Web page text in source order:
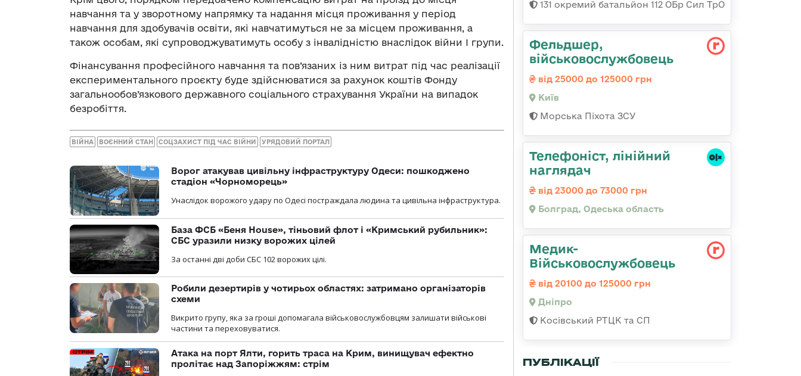
навчання та у зворотному напрямку та надання місця проживання у період
навчання для здобувачів освіти, які навчатимуться не за місцем проживання, а
також особам, які супроводжуватимуть особу з інвалідністю внаслідок війни І групи.
Фінансування професійного навчання та пов’язаних із ним витрат під час реалізації
експериментального проєкту буде здійснюватися за рахунок коштів Фонду
загальнообов’язкового державного соціального страхування України на випадок
безробіття.
ВІЙНА ВОЄННИЙ СТАН СОЦЗАХИСТ ПІД ЧАС ВІЙНИ УРЯДОВИЙ ПОРТАЛ
Ворог атакував цивільну інфраструктуру Одеси: пошкоджено
стадіон «Чорноморець»
Унаслідок ворожого удару по Одесі постраждала людина та цивільна інфраструктура.
База ФСБ «Беня House», тіньовий флот і «Кримський рубильник»:
СБС уразили низку ворожих цілей
За останні дві доби СБС 102 ворожих цілі.
Робили дезертирів у чотирьох областях: затримано організаторів
схеми
Викрито групу, яка за гроші допомагала військовослужбовцям залишати військові
частини та переховуватися.
Атака на порт Ялти, горить траса на Крим, винищувач ефектно
пролітає над Запоріжжям: стрім
131 окремий батальйон 112 ОБр Сил ТрО
Фельдшер,
військовослужбовець
від 25000 до 125000 грн
Київ
Морська Піхота ЗСУ
Телефоніст, лінійний
наглядач
від 23000 до 73000 грн
Болград, Одеська область
Медик-
Військовослужбовець
від 20100 до 125000 грн
Дніпро
Косівський РТЦК та СП
ПУБЛІКАЦІЇ